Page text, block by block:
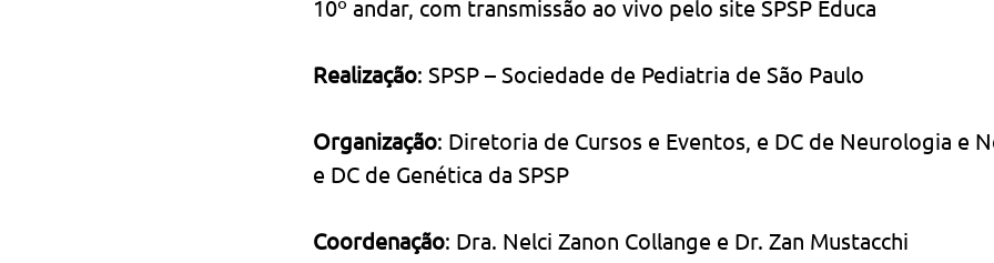
10º andar, com transmissão ao vivo pelo site SPSP Educa
Realização: SPSP – Sociedade de Pediatria de São Paulo
Organização: Diretoria de Cursos e Eventos, e DC de Neurologia e
e DC de Genética da SPSP
Coordenação: Dra. Nelci Zanon Collange e Dr. Zan Mustacchi